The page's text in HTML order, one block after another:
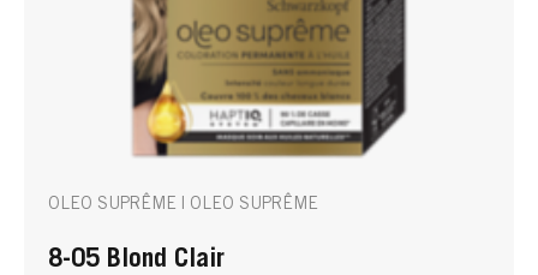
OLEO SUPRÊME | OLEO SUPRÊME
8-05 Blond Clair